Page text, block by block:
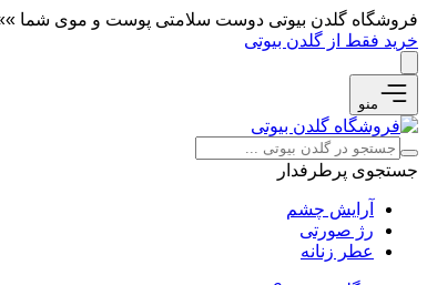
فروشگاه گلدن بیوتی دوست سلامتی پوست و موی شما »»
خرید فقط از گلدن بیوتی
منو
جستجوی پرطرفدار
آرایش چشم
رژ صورتی
عطر زنانه